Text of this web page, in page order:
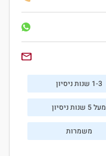
1-3 שנות ניסיון
מעל 5 שנות ניסיון
משמרות